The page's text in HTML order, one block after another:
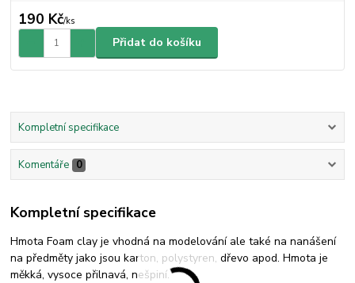
190 Kč/ks
Přidat do košíku
Kompletní specifikace
Komentáře 0
Kompletní specifikace
Hmota Foam clay je vhodná na modelování ale také na nanášení
na předměty jako jsou karton, polystyren, dřevo apod. Hmota je
měkká, vysoce přilnavá, nešpiní.